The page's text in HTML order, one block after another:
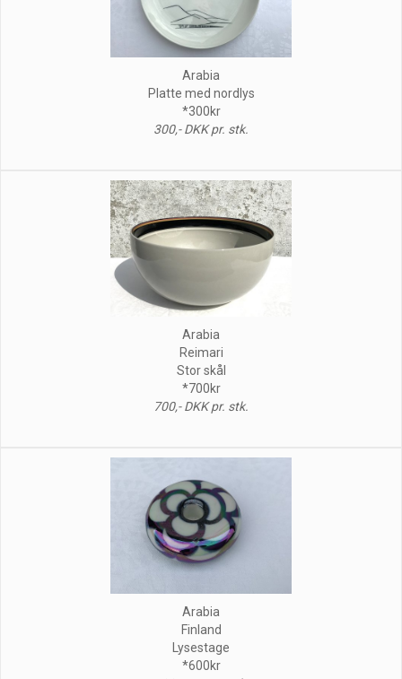
Arabia
Platte med nordlys
*300kr
300,- DKK pr. stk.
Arabia
Reimari
Stor skål
*700kr
700,- DKK pr. stk.
Arabia
Finland
Lysestage
*600kr